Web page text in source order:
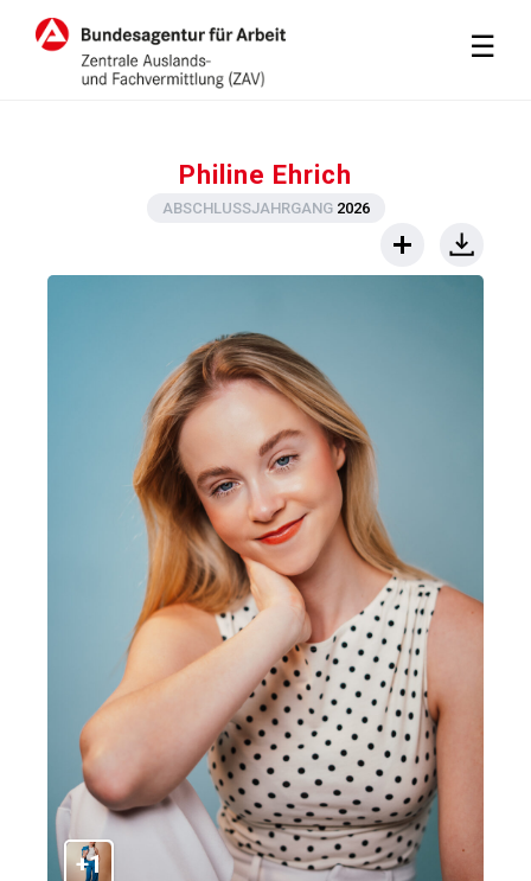
☰
Philine Ehrich
ABSCHLUSSJAHRGANG 2026
+1